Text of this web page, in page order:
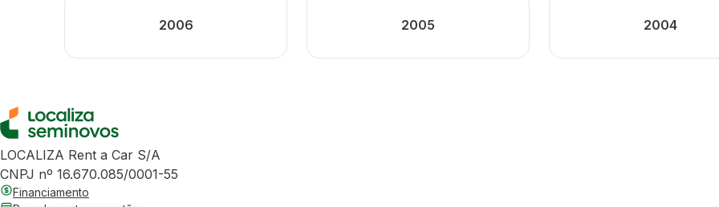
2006 2005 2004
LOCALIZA Rent a Car S/A
CNPJ nº 16.670.085/0001-55
Financiamento